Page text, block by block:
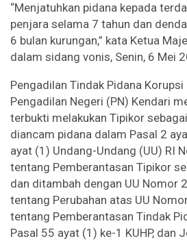
“Menjatuhkan pidana kepada
penjara selama 7 tahun dan
6 bulan kurungan,” kata Ketua
dalam sidang vonis, Senin, 6 Mei
Pengadilan Tindak Pidana
Pengadilan Negeri (PN) Kendari
terbukti melakukan Tipikor
diancam pidana dalam Pasal 2
ayat (1) Undang-Undang (UU) RI
tentang Pemberantasan Tipikor
dan ditambah dengan UU Nomor
tentang Perubahan atas UU
tentang Pemberantasan Tindak
Pasal 55 ayat (1) ke-1 KUHP, dan